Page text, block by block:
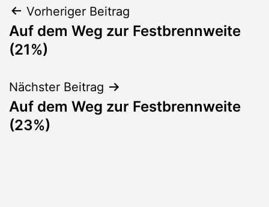
Beitragsnavigation
Vorheriger Beitrag
Auf dem Weg zur Festbrennweite
(21%)
Nächster Beitrag
Auf dem Weg zur Festbrennweite
(23%)